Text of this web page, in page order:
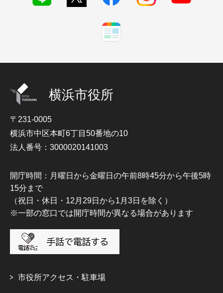
横浜市役所
〒231-0005
横浜市中区本町6丁目50番地の10
法人番号：3000020141003
開庁時間：月曜日から金曜日の午前8時45分から午後5時
15分まで
（祝日・休日・12月29日から1月3日を除く）
※一部の窓口では開庁時間が異なる場合があります
市役所アクセス・駐車場